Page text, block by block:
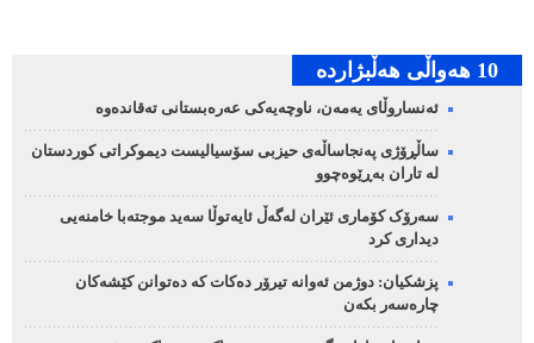
10 هه‌واڵی هه‌ڵبژارده‌
ئەنساروڵای یەمەن، ناوچەیەکی عەرەبستانی تەقاندەوە
ساڵڕۆژی پەنجاساڵەی حیزبی سۆسیالیست دیموکراتی کوردستان
لە تاران بەڕێوەچوو
سەرۆک کۆماری ئێران لەگەڵ ئایەتوڵا سەید موجتەبا خامنەیی
دیداری کرد
پزشکیان: دوژمن ئەوانە تیرۆر دەکات کە دەتوانن کێشەکان
چارەسەر بکەن